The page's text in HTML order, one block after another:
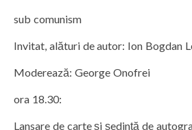
sub comunism
Invitat, alături de autor: Ion Bogdan
Moderează: George Onofrei
ora 18.30:
Lansare de carte şi şedinţă de